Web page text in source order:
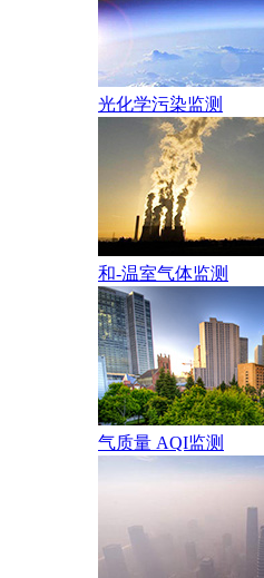
光化学污染监测
和-温室气体监测
气质量 AQI监测